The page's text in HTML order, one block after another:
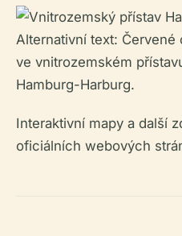
Alternativní text: Červené
ve vnitrozemském
Hamburg-Harburg.
Interaktivní mapy a další
oficiálních webových